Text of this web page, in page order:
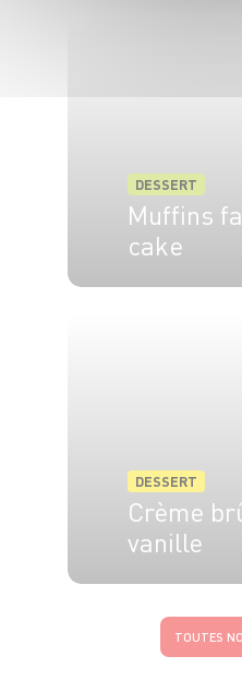
DESSERT
Muffins
cake
DESSERT
Crème
vanille
TOUTES